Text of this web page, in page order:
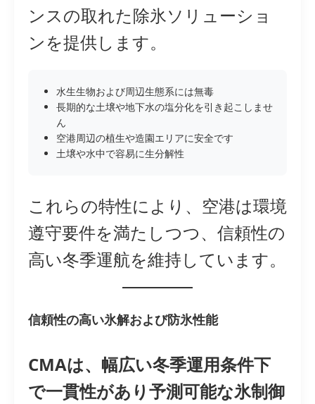
ンスの取れた除氷ソリューショ
ンを提供します。
水生生物および周辺生態系には無毒
長期的な土壌や地下水の塩分化を引き起こしませ
ん
空港周辺の植生や造園エリアに安全です
土壌や水中で容易に生分解性
これらの特性により、空港は環境
遵守要件を満たしつつ、信頼性の
高い冬季運航を維持しています。
信頼性の高い氷解および防氷性能
CMAは、幅広い冬季運用条件下
で一貫性があり予測可能な氷制御